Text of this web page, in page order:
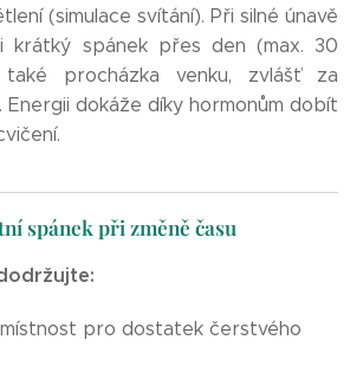
(simulace svítání). Při silné únavě
krátký spánek přes den (max. 30
procházka venku, zvlášť za
Energii dokáže díky hormonům dobít
spánek při změně času
pro dostatek čerstvého